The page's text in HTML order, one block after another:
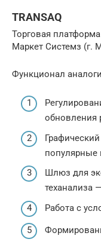
TRANSAQ
Торговая
Маркет Системз (г.
Функционал
обновления
популярные
Шлюз для
теханализа
Работа с